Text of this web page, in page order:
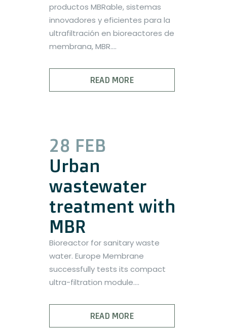
productos MBRable, sistemas
innovadores y eficientes para la
ultrafiltración en bioreactores de
membrana, MBR....
READ MORE
28 FEB
Urban
wastewater
treatment with
MBR
Bioreactor for sanitary waste
water. Europe Membrane
successfully tests its compact
ultra-filtration module....
READ MORE